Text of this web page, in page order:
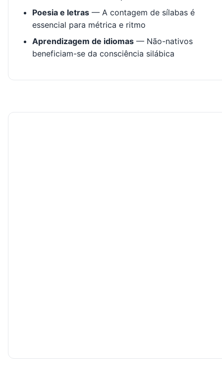
Poesia e letras — A contagem de sílabas é
essencial para métrica e ritmo
Aprendizagem de idiomas — Não-nativos
beneficiam-se da consciência silábica